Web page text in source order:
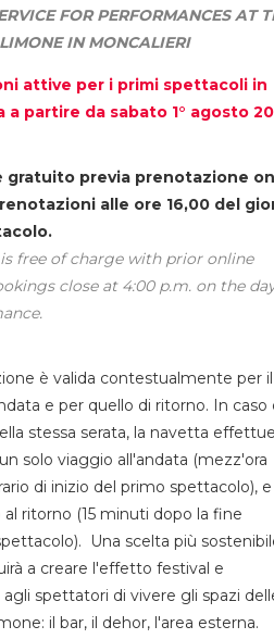
FOR PERFORMANCES AT
IN MONCALIERI
attive per i primi spettacoli in
a partire da sabato 1° agosto
gratuito previa prenotazione
alle ore 16,00 del
is free of charge with prior online
close at 4:00 p.m. on the
è valida contestualmente per il
e per quello di ritorno. In caso
stessa serata, la navetta
solo viaggio all'andata (mezz'ora
di inizio del primo spettacolo),
al ritorno (15 minuti dopo la fine
Una scelta più
a creare l'effetto festival e
spettatori di vivere gli spazi
il bar, il dehor, l'area esterna.